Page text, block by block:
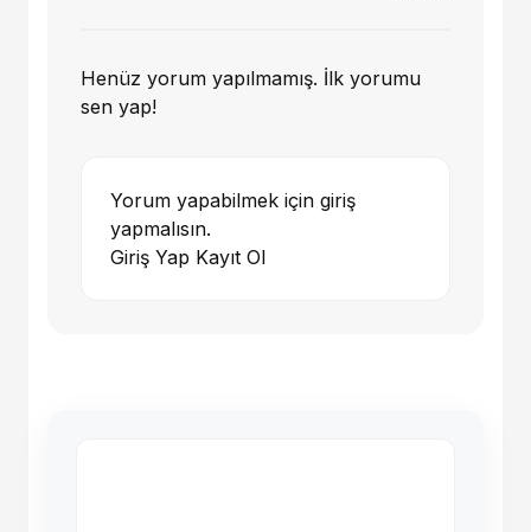
Henüz yorum yapılmamış. İlk yorumu
sen yap!
Yorum yapabilmek için giriş
yapmalısın.
Giriş Yap Kayıt Ol